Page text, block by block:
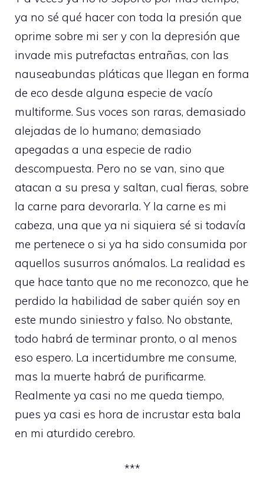
ya no sé qué hacer con toda la presión que
oprime sobre mi ser y con la depresión que
invade mis putrefactas entrañas, con las
nauseabundas pláticas que llegan en forma
de eco desde alguna especie de vacío
multiforme. Sus voces son raras, demasiado
alejadas de lo humano; demasiado
apegadas a una especie de radio
descompuesta. Pero no se van, sino que
atacan a su presa y saltan, cual fieras, sobre
la carne para devorarla. Y la carne es mi
cabeza, una que ya ni siquiera sé si todavía
me pertenece o si ya ha sido consumida por
aquellos susurros anómalos. La realidad es
que hace tanto que no me reconozco, que he
perdido la habilidad de saber quién soy en
este mundo siniestro y falso. No obstante,
todo habrá de terminar pronto, o al menos
eso espero. La incertidumbre me consume,
mas la muerte habrá de purificarme.
Realmente ya casi no me queda tiempo,
pues ya casi es hora de incrustar esta bala
en mi aturdido cerebro.
***